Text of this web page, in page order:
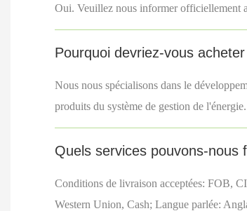
Oui. Veuillez nous informer officiellement
Pourquoi devriez-vous
Nous nous spécialisons dans le
produits du système de gestion de l'énergie.
Quels services pouvons-nous
Conditions de livraison acceptées: FOB,
Western Union, Cash; Langue parlée: